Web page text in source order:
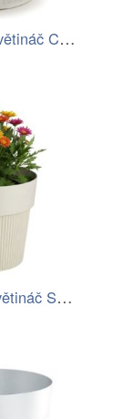
Prosperplast Květináč Coros Round…
HowHomely Květináč SILVA LINE 12,7x14,5…